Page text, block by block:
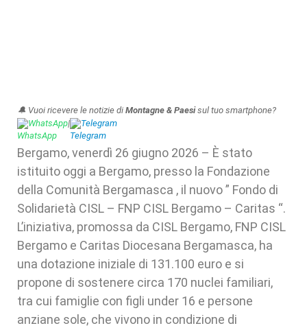
🔔 Vuoi ricevere le notizie di Montagne & Paesisul tuo smartphone?
WhatsApp| Telegram
Bergamo, venerdì 26 giugno 2026 – È stato
istituito oggi a Bergamo, presso la Fondazione
della Comunità Bergamasca , il nuovo ” Fondo di
Solidarietà CISL – FNP CISL Bergamo – Caritas “.
L’iniziativa, promossa da CISL Bergamo, FNP CISL
Bergamo e Caritas Diocesana Bergamasca, ha
una dotazione iniziale di 131.100 euro e si
propone di sostenere circa 170 nuclei familiari,
tra cui famiglie con figli under 16 e persone
anziane sole, che vivono in condizione di